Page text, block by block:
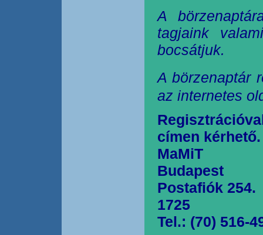
A
tagjaink
bocsátjuk.
A börzenaptár
az internetes
címen kérhető.
MaMiT
Budapest
Postafiók 254.
1725
Tel.: (70) 516-